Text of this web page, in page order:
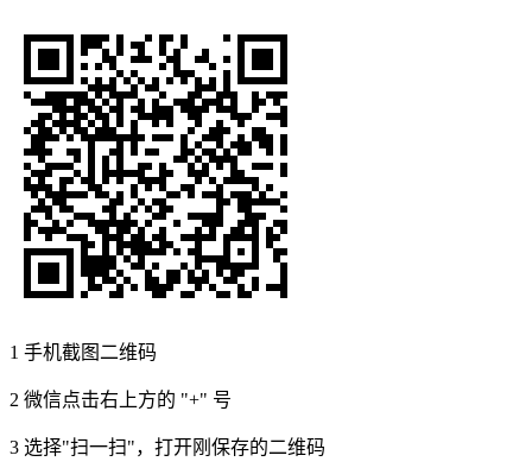
1 手机截图二维码
2 微信点击右上方的 "+" 号
3 选择"扫一扫"，打开刚保存的二维码